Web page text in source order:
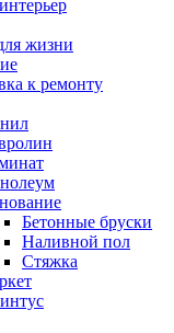
жизни
к ремонту
Бетонные бруски
Наливной пол
Стяжка